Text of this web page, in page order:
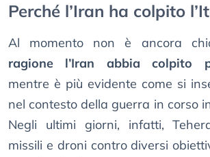
Perché l’Iran ha colpito
Al momento non è ancora
ragione l’Iran abbia colpito
mentre è più evidente come si
nel contesto della guerra in corso
Negli ultimi giorni, infatti,
missili e droni contro diversi